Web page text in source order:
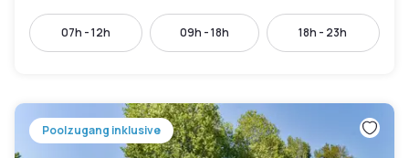
07h - 12h 09h - 18h 18h - 23h
Poolzugang inklusive